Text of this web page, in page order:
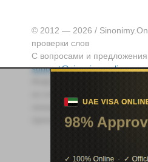
© 2012 — 2026 /
проверки слов
С вопросами и
support@sinonimy.online
некорректной. Используя
принимаете условия «